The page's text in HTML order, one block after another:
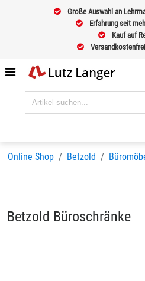
Große Auswahl an
Erfahrung seit
Kauf auf
Online Shop Betzold
Betzold Büroschränke